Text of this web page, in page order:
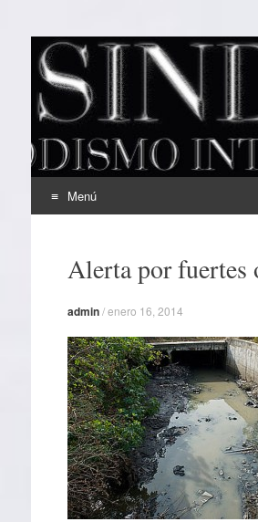
EL SINDICAL
Periodismo Inteligente
Menú
contenidoAlerta por fuertes
admin/enero 16, 2014